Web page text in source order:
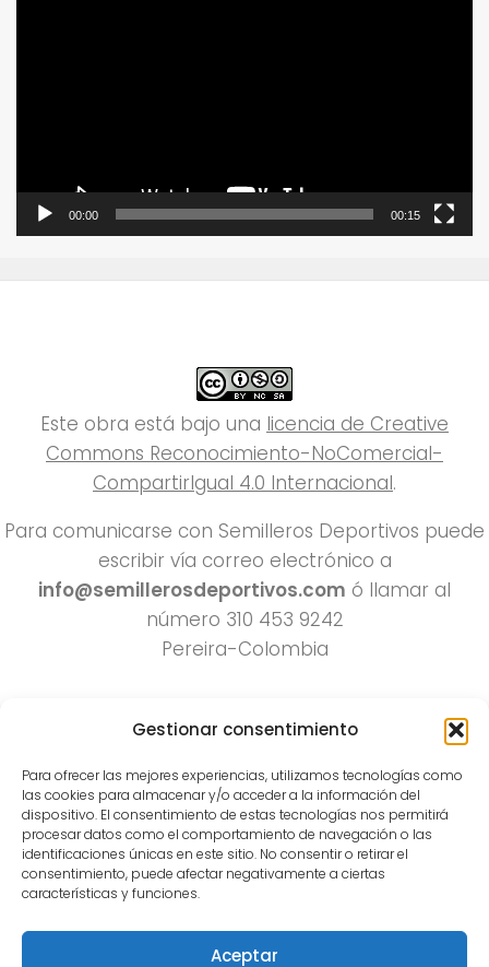
Gestionar consentimiento
Para ofrecer las mejores experiencias, utilizamos tecnologías como
las cookies para almacenar y/o acceder a la información del
dispositivo. El consentimiento de estas tecnologías nos permitirá
procesar datos como el comportamiento de navegación o las
identificaciones únicas en este sitio. No consentir o retirar el
consentimiento, puede afectar negativamente a ciertas
características y funciones.
Aceptar
00:00 00:15
Este obra está bajo una licencia de Creative
Commons Reconocimiento-NoComercial-
CompartirIgual 4.0 Internacional.
Para comunicarse con Semilleros Deportivos puede
escribir vía correo electrónico a
info@semillerosdeportivos.com ó llamar al
número 310 453 9242
Pereira-Colombia
Todos los derechos reservados 2022.
Funciona con - Diseñado con el